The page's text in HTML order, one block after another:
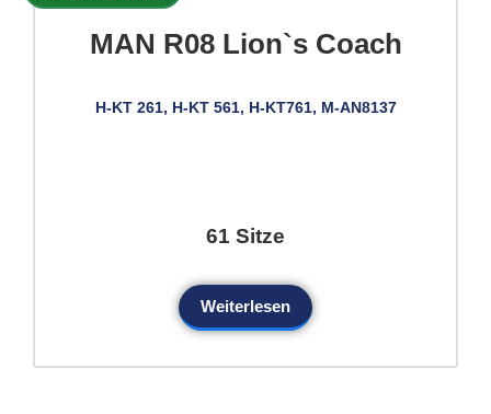
MAN R08 Lion`s Coach
H-KT 261, H-KT 561, H-KT761, M-AN8137
61 Sitze
Weiterlesen